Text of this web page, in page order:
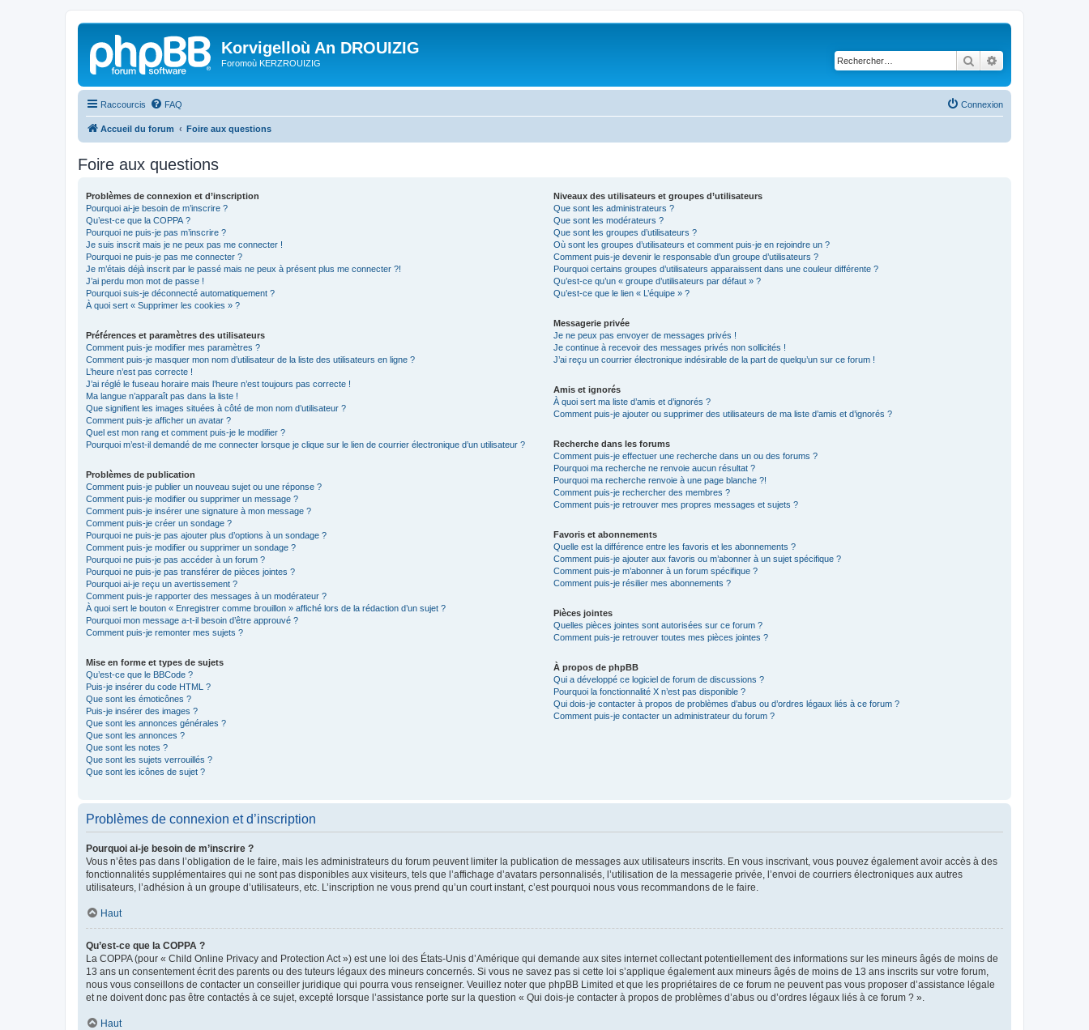
Korvigelloù An DROUIZIG
Foromoù KERZROUIZIG Rechercher
Raccourcis FAQ Connexion
Accueil du forum Foire aux questions
Foire aux questions
Problèmes de connexion et d’inscription
Pourquoi ai-je besoin de m’inscrire ?
Qu’est-ce que la COPPA ?
Pourquoi ne puis-je pas m’inscrire ?
Je suis inscrit mais je ne peux pas me connecter !
Pourquoi ne puis-je pas me connecter ?
Je m’étais déjà inscrit par le passé mais ne peux à présent plus me connecter ?!
J’ai perdu mon mot de passe !
Pourquoi suis-je déconnecté automatiquement ?
À quoi sert « Supprimer les cookies » ?
Préférences et paramètres des utilisateurs
Comment puis-je modifier mes paramètres ?
Comment puis-je masquer mon nom d’utilisateur de la liste des utilisateurs en ligne ?
L’heure n’est pas correcte !
J’ai réglé le fuseau horaire mais l’heure n’est toujours pas correcte !
Ma langue n’apparaît pas dans la liste !
Que signifient les images situées à côté de mon nom d’utilisateur ?
Comment puis-je afficher un avatar ?
Quel est mon rang et comment puis-je le modifier ?
Pourquoi m’est-il demandé de me connecter lorsque je clique sur le lien de courrier électronique d’un utilisateur ?
Problèmes de publication
Comment puis-je publier un nouveau sujet ou une réponse ?
Comment puis-je modifier ou supprimer un message ?
Comment puis-je insérer une signature à mon message ?
Comment puis-je créer un sondage ?
Pourquoi ne puis-je pas ajouter plus d’options à un sondage ?
Comment puis-je modifier ou supprimer un sondage ?
Pourquoi ne puis-je pas accéder à un forum ?
Pourquoi ne puis-je pas transférer de pièces jointes ?
Pourquoi ai-je reçu un avertissement ?
Comment puis-je rapporter des messages à un modérateur ?
À quoi sert le bouton « Enregistrer comme brouillon » affiché lors de la rédaction d’un sujet ?
Pourquoi mon message a-t-il besoin d’être approuvé ?
Comment puis-je remonter mes sujets ?
Mise en forme et types de sujets
Qu’est-ce que le BBCode ?
Puis-je insérer du code HTML ?
Que sont les émoticônes ?
Puis-je insérer des images ?
Que sont les annonces générales ?
Que sont les annonces ?
Que sont les notes ?
Que sont les sujets verrouillés ?
Que sont les icônes de sujet ?
Niveaux des utilisateurs et groupes d’utilisateurs
Que sont les administrateurs ?
Que sont les modérateurs ?
Que sont les groupes d’utilisateurs ?
Où sont les groupes d’utilisateurs et comment puis-je en rejoindre un ?
Comment puis-je devenir le responsable d’un groupe d’utilisateurs ?
Pourquoi certains groupes d’utilisateurs apparaissent dans une couleur différente ?
Qu’est-ce qu’un « groupe d’utilisateurs par défaut » ?
Qu’est-ce que le lien « L’équipe » ?
Messagerie privée
Je ne peux pas envoyer de messages privés !
Je continue à recevoir des messages privés non sollicités !
J’ai reçu un courrier électronique indésirable de la part de quelqu’un sur ce forum !
Amis et ignorés
À quoi sert ma liste d’amis et d’ignorés ?
Comment puis-je ajouter ou supprimer des utilisateurs de ma liste d’amis et d’ignorés ?
Recherche dans les forums
Comment puis-je effectuer une recherche dans un ou des forums ?
Pourquoi ma recherche ne renvoie aucun résultat ?
Pourquoi ma recherche renvoie à une page blanche ?!
Comment puis-je rechercher des membres ?
Comment puis-je retrouver mes propres messages et sujets ?
Favoris et abonnements
Quelle est la différence entre les favoris et les abonnements ?
Comment puis-je ajouter aux favoris ou m’abonner à un sujet spécifique ?
Comment puis-je m’abonner à un forum spécifique ?
Comment puis-je résilier mes abonnements ?
Pièces jointes
Quelles pièces jointes sont autorisées sur ce forum ?
Comment puis-je retrouver toutes mes pièces jointes ?
À propos de phpBB
Qui a développé ce logiciel de forum de discussions ?
Pourquoi la fonctionnalité X n’est pas disponible ?
Qui dois-je contacter à propos de problèmes d’abus ou d’ordres légaux liés à ce forum ?
Comment puis-je contacter un administrateur du forum ?
Problèmes de connexion et d’inscription
Pourquoi ai-je besoin de m’inscrire ?
Vous n’êtes pas dans l’obligation de le faire, mais les administrateurs du forum peuvent limiter la publication de messages aux utilisateurs inscrits. En vous inscrivant, vous pouvez également avoir accès à des
fonctionnalités supplémentaires qui ne sont pas disponibles aux visiteurs, tels que l’affichage d’avatars personnalisés, l’utilisation de la messagerie privée, l’envoi de courriers électroniques aux autres
utilisateurs, l’adhésion à un groupe d’utilisateurs, etc. L’inscription ne vous prend qu’un court instant, c’est pourquoi nous vous recommandons de le faire.
Haut
Qu’est-ce que la COPPA ?
La COPPA (pour « Child Online Privacy and Protection Act ») est une loi des États-Unis d’Amérique qui demande aux sites internet collectant potentiellement des informations sur les mineurs âgés de moins de
13 ans un consentement écrit des parents ou des tuteurs légaux des mineurs concernés. Si vous ne savez pas si cette loi s’applique également aux mineurs âgés de moins de 13 ans inscrits sur votre forum,
nous vous conseillons de contacter un conseiller juridique qui pourra vous renseigner. Veuillez noter que phpBB Limited et que les propriétaires de ce forum ne peuvent pas vous proposer d’assistance légale
et ne doivent donc pas être contactés à ce sujet, excepté lorsque l’assistance porte sur la question « Qui dois-je contacter à propos de problèmes d’abus ou d’ordres légaux liés à ce forum ? ».
Haut